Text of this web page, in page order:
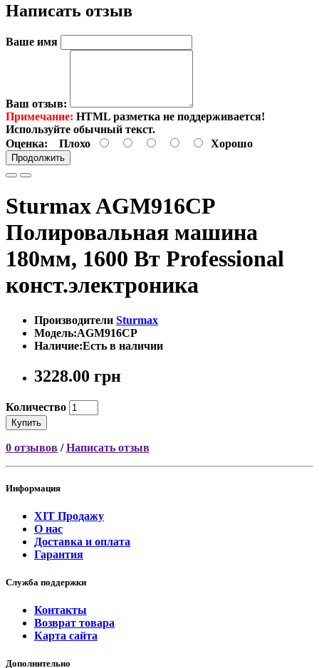
Написать отзыв
Ваше имя
Ваш отзыв:
Примечание: HTML разметка не поддерживается!
Используйте обычный текст.
Оценка: Плохо Хорошо
Продолжить
Sturmax AGM916CP
Полировальная машина
180мм, 1600 Вт Professional
конст.электроника
Производители Sturmax
Модель:AGM916CP
Наличие:Есть в наличии
3228.00 грн
Количество
Купить
0 отзывов /Написать отзыв
Информация
ХІТ Продажу
О нас
Доставка и оплата
Гарантия
Служба поддержки
Контакты
Возврат товара
Карта сайта
Дополнительно